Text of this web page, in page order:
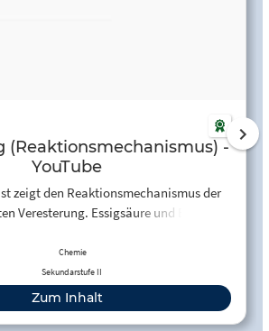
(Reaktionsmechanismus) -
YouTube
zeigt den Reaktionsmechanismus der
Veresterung. Essigsäure und Ethanol
Chemie
Sekundarstufe II
Zum Inhalt